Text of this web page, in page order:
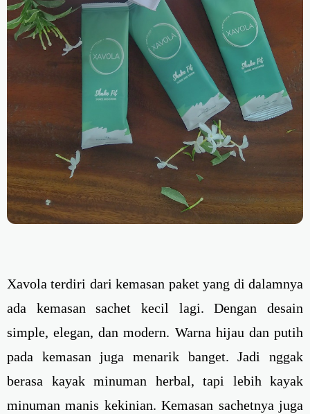
Xavola terdiri dari kemasan paket yang di dalamnya
ada kemasan sachet kecil lagi. Dengan desain
simple, elegan, dan modern. Warna hijau dan putih
pada kemasan juga menarik banget. Jadi nggak
berasa kayak minuman herbal, tapi lebih kayak
minuman manis kekinian. Kemasan sachetnya juga